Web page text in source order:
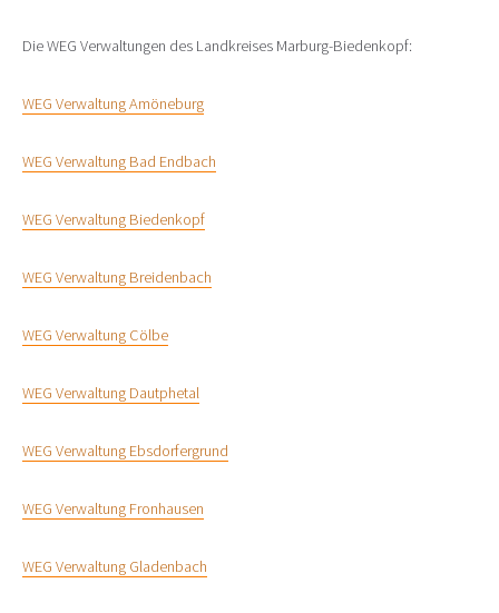
Die WEG Verwaltungen des Landkreises Marburg-Biedenkopf:
WEG Verwaltung Amöneburg
WEG Verwaltung Bad Endbach
WEG Verwaltung Biedenkopf
WEG Verwaltung Breidenbach
WEG Verwaltung Cölbe
WEG Verwaltung Dautphetal
WEG Verwaltung Ebsdorfergrund
WEG Verwaltung Fronhausen
WEG Verwaltung Gladenbach